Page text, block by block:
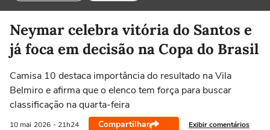
Selecione o time para ver as notícias
Neymar celebra vitória do Santos e
já foca em decisão na Copa do Brasil
Camisa 10 destaca importância do resultado na Vila
Belmiro e afirma que o elenco tem força para buscar
classificação na quarta-feira
10 mai 2026 - 21h24 Compartilhar Exibir comentários